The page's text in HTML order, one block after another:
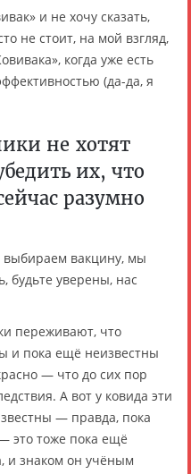
и не хочу сказать,
не стоит, на мой взгляд,
когда уже есть
(да-да, я
не хотят
их, что
разумно
выбираем вакцину, мы
будьте уверены, нас
переживают, что
и пока ещё неизвестны
— что до сих пор
А вот у ковида эти
— правда, пока
это тоже пока ещё
и знаком он учёным